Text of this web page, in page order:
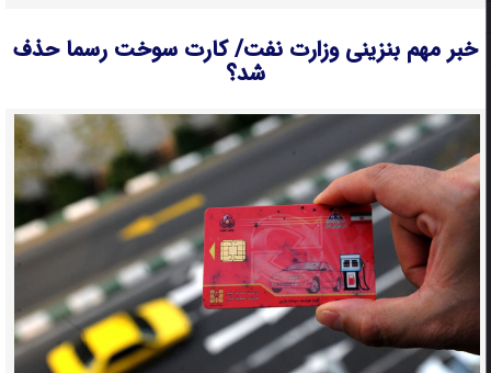
خبر مهم بنزینی وزارت نفت/ کارت سوخت رسما حذف
شد؟